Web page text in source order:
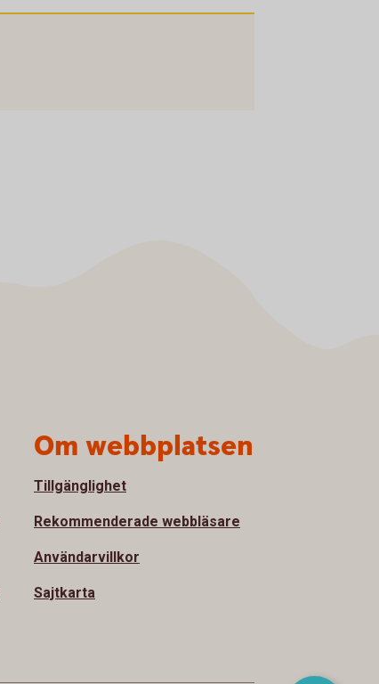
Om webbplatsen
Tillgänglighet
Rekommenderade webbläsare
Användarvillkor
Sajtkarta